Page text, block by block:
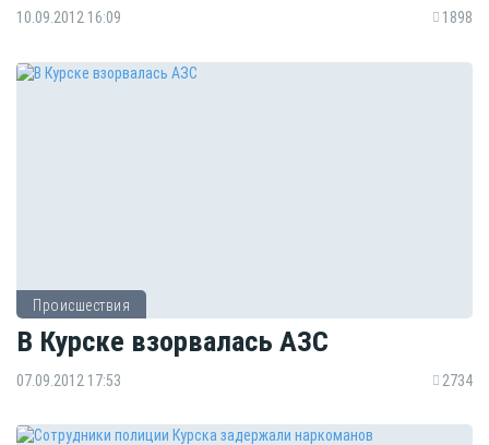
10.09.2012 16:09 1898
Происшествия
В Курске взорвалась АЗС
07.09.2012 17:53 2734